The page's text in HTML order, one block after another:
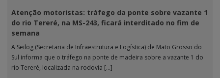
Atenção motoristas: tráfego da ponte sobre vazante 1
do rio Tereré, na MS-243, ficará interditado no fim de
semana
A Seilog (Secretaria de Infraestrutura e Logística) de Mato Grosso do
Sul informa que o tráfego na ponte de madeira sobre a vazante 1 do
rio Tereré, localizada na rodovia […]